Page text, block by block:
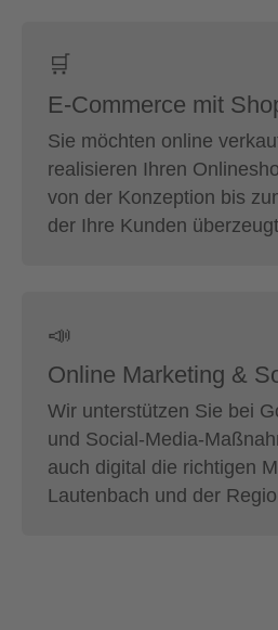
🛒
E-Commerce mit
Sie möchten online
realisieren Ihren
von der Konzeption bis
der Ihre Kunden
📣
Online Marketing &
Wir unterstützen Sie bei
und Social-Media-
auch digital die richtigen
Lautenbach und der